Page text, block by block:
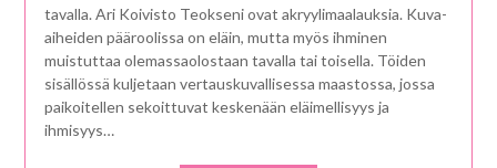
tavalla. Ari Koivisto Teokseni ovat akryylimaalauksia. Kuva-
aiheiden pääroolissa on eläin, mutta myös ihminen
muistuttaa olemassaolostaan tavalla tai toisella. Töiden
sisällössä kuljetaan vertauskuvallisessa maastossa, jossa
paikoitellen sekoittuvat keskenään eläimellisyys ja
ihmisyys…